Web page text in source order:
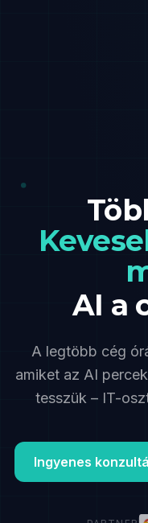
AI a
A legtöbb cég
amiket az AI
tesszük – IT-
Ingyenes